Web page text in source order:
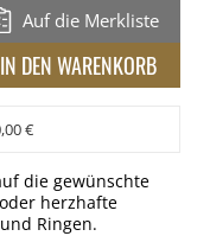
Auf die Merkliste
€
die gewünschte
herzhafte
Ringen.